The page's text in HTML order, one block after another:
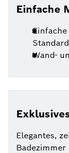
Einfache
Wand-
Elegantes,
Badezimmer